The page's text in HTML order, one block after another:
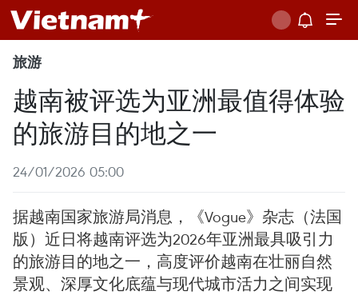
旅游
越南被评选为亚洲最值得体验
的旅游目的地之一
24/01/2026 05:00
据越南国家旅游局消息，《Vogue》杂志（法国
版）近日将越南评选为2026年亚洲最具吸引力
的旅游目的地之一，高度评价越南在壮丽自然
景观、深厚文化底蕴与现代城市活力之间实现